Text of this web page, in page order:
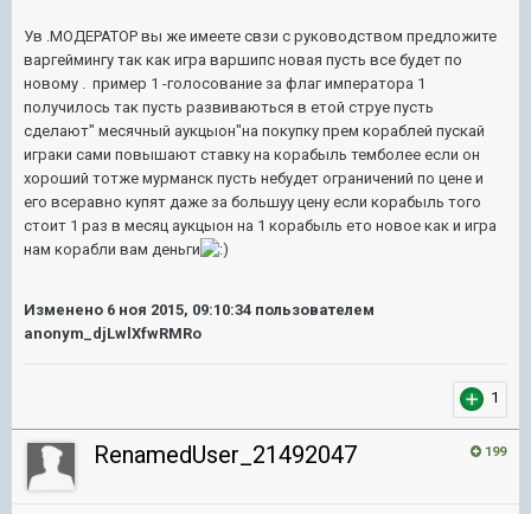
Ув .МОДЕРАТОР вы же имеете свзи с руководством предложите
варгеймингу так как игра варшипс новая пусть все будет по
новому . пример 1 -голосование за флаг императора 1
получилось так пусть развиваються в етой струе пусть
сделают" месячный аукцыон"на покупку прем кораблей пускай
играки сами повышают ставку на корабыль темболее если он
хороший тотже мурманск пусть небудет ограничений по цене и
его всеравно купят даже за большуу цену если корабыль того
стоит 1 раз в месяц аукцыон на 1 корабыль ето новое как и игра
нам корабли вам деньги
Изменено 6 ноя 2015, 09:10:34 пользователем
anonym_djLwlXfwRMRo
1
199
RenamedUser_21492047